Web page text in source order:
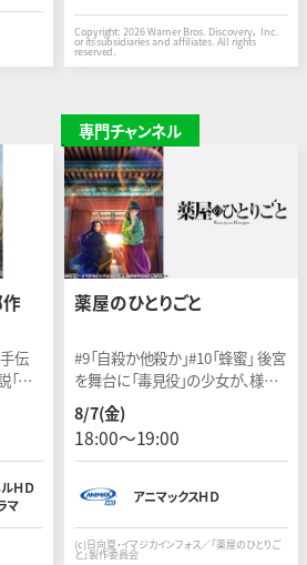
Copyright: 2026 Warner Bros. Discovery， Inc.
or its subsidiaries and affiliates. All rights
reserved.
伝
「仕
シ
年
ＨＤ
マ
専門チャンネル
薬屋のひとりごと
#9「自殺か他殺か」#10「蜂蜜」 後宮
を舞台に「毒見役」の少女が、様々
な難事件を解決する。後宮謎解き
エンタテインメント！＜制作:2023年
＞
8/7(金)
18:00〜19:00
アニマックスＨＤ
(c)日向夏・イマジカインフォス／「薬屋のひとりご
と」製作委員会